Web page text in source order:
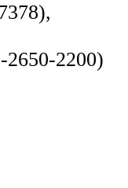
),
2650-2200)